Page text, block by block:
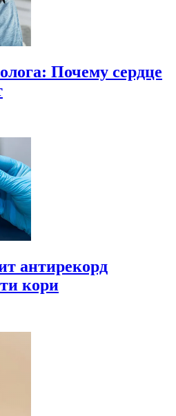
Почему сердце
антирекорд
кори